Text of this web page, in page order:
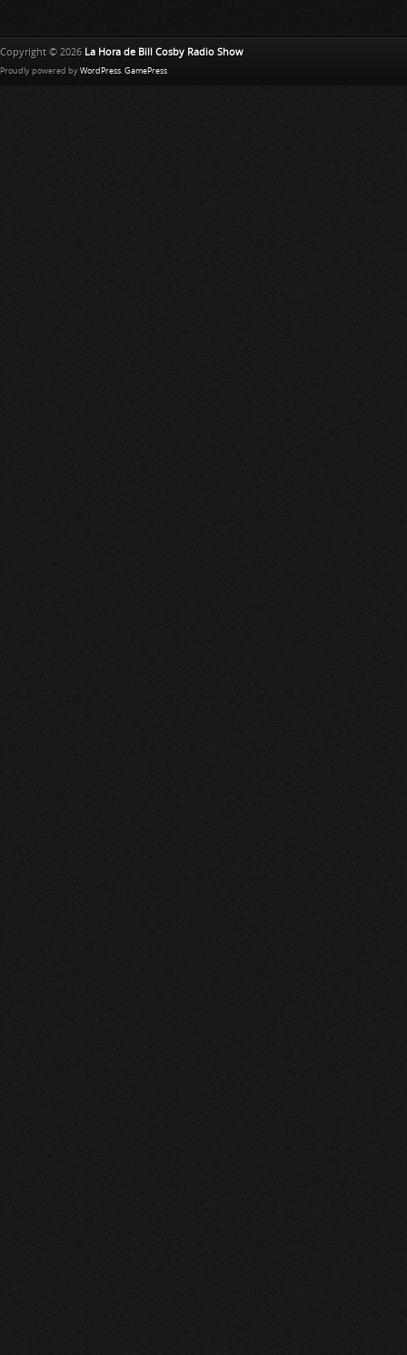
Copyright © 2026 La Hora de Bill Cosby Radio Show
Proudly powered by WordPress. GamePress